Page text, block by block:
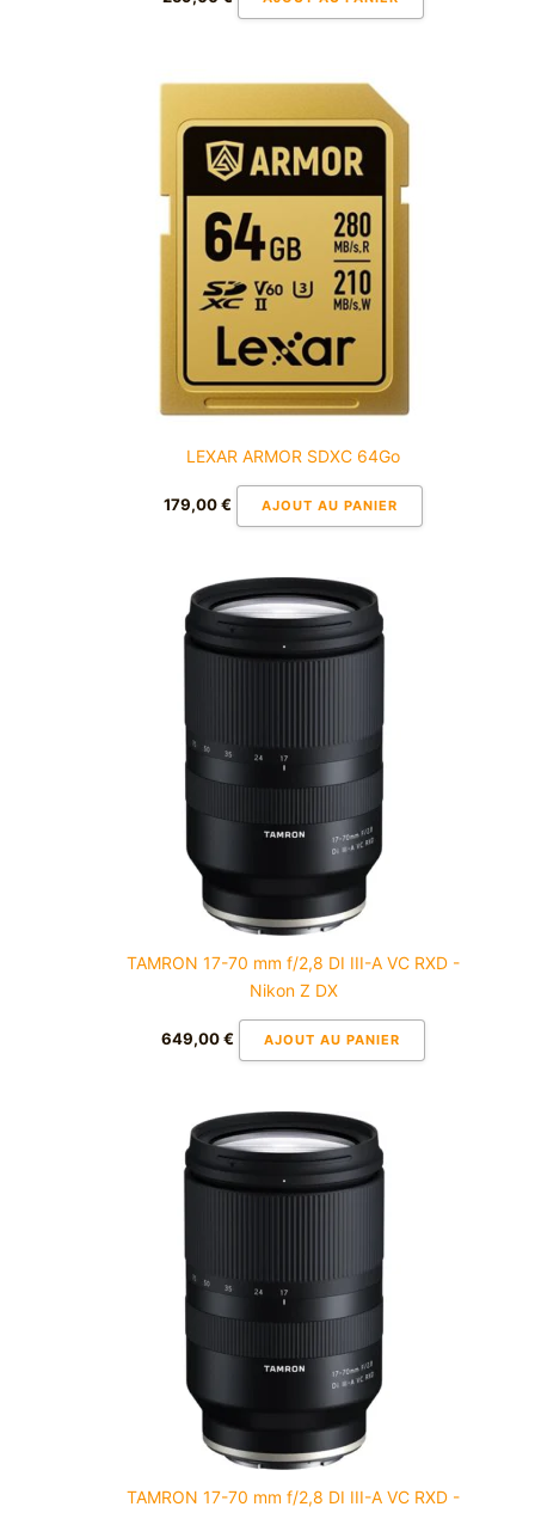
LEXAR ARMOR SDXC 64Go
179,00€ AJOUT AU PANIER
TAMRON 17-70 mm f/2,8 DI III-A VC RXD -
Nikon Z DX
649,00€ AJOUT AU PANIER
TAMRON 17-70 mm f/2,8 DI III-A VC RXD -